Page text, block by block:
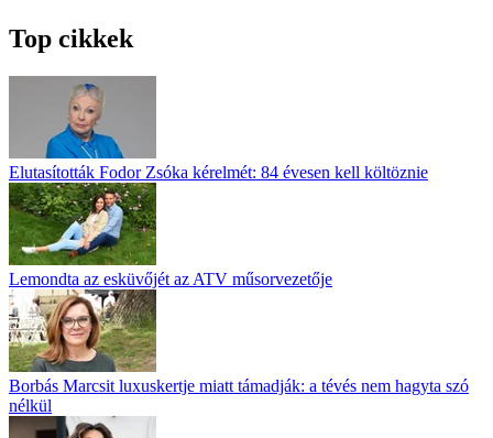
Top cikkek
Elutasították Fodor Zsóka kérelmét: 84 évesen kell költöznie
Lemondta az esküvőjét az ATV műsorvezetője
Borbás Marcsit luxuskertje miatt támadják: a tévés nem hagyta szó
nélkül